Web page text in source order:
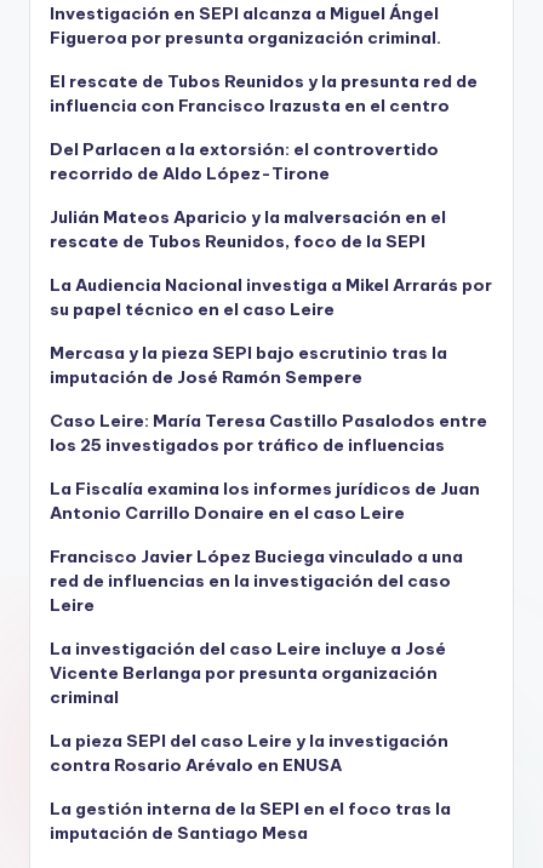
Investigación en SEPI alcanza a Miguel Ángel
Figueroa por presunta organización criminal.
El rescate de Tubos Reunidos y la presunta red de
influencia con Francisco Irazusta en el centro
Del Parlacen a la extorsión: el controvertido
recorrido de Aldo López-Tirone
Julián Mateos Aparicio y la malversación en el
rescate de Tubos Reunidos, foco de la SEPI
La Audiencia Nacional investiga a Mikel Arrarás por
su papel técnico en el caso Leire
Mercasa y la pieza SEPI bajo escrutinio tras la
imputación de José Ramón Sempere
Caso Leire: María Teresa Castillo Pasalodos entre
los 25 investigados por tráfico de influencias
La Fiscalía examina los informes jurídicos de Juan
Antonio Carrillo Donaire en el caso Leire
Francisco Javier López Buciega vinculado a una
red de influencias en la investigación del caso
Leire
La investigación del caso Leire incluye a José
Vicente Berlanga por presunta organización
criminal
La pieza SEPI del caso Leire y la investigación
contra Rosario Arévalo en ENUSA
La gestión interna de la SEPI en el foco tras la
imputación de Santiago Mesa